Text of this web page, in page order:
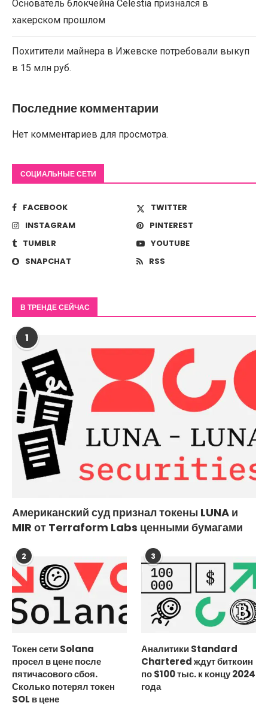
Основатель блокчейна Celestia признался в
хакерском прошлом
Похитители майнера в Ижевске потребовали выкуп
в 15 млн руб.
Последние комментарии
Нет комментариев для просмотра.
СОЦИАЛЬНЫЕ СЕТИ
FACEBOOK
TWITTER
INSTAGRAM
PINTEREST
TUMBLR
YOUTUBE
SNAPCHAT
RSS
В ТРЕНДЕ СЕЙЧАС
1
Американский суд признал токены LUNA и
MIR от Terraform Labs ценными бумагами
2
Токен сети Solana
просел в цене после
пятичасового сбоя.
Сколько потерял токен
SOL в цене
3
Аналитики Standard
Chartered ждут биткоин
по $100 тыс. к концу 2024
года